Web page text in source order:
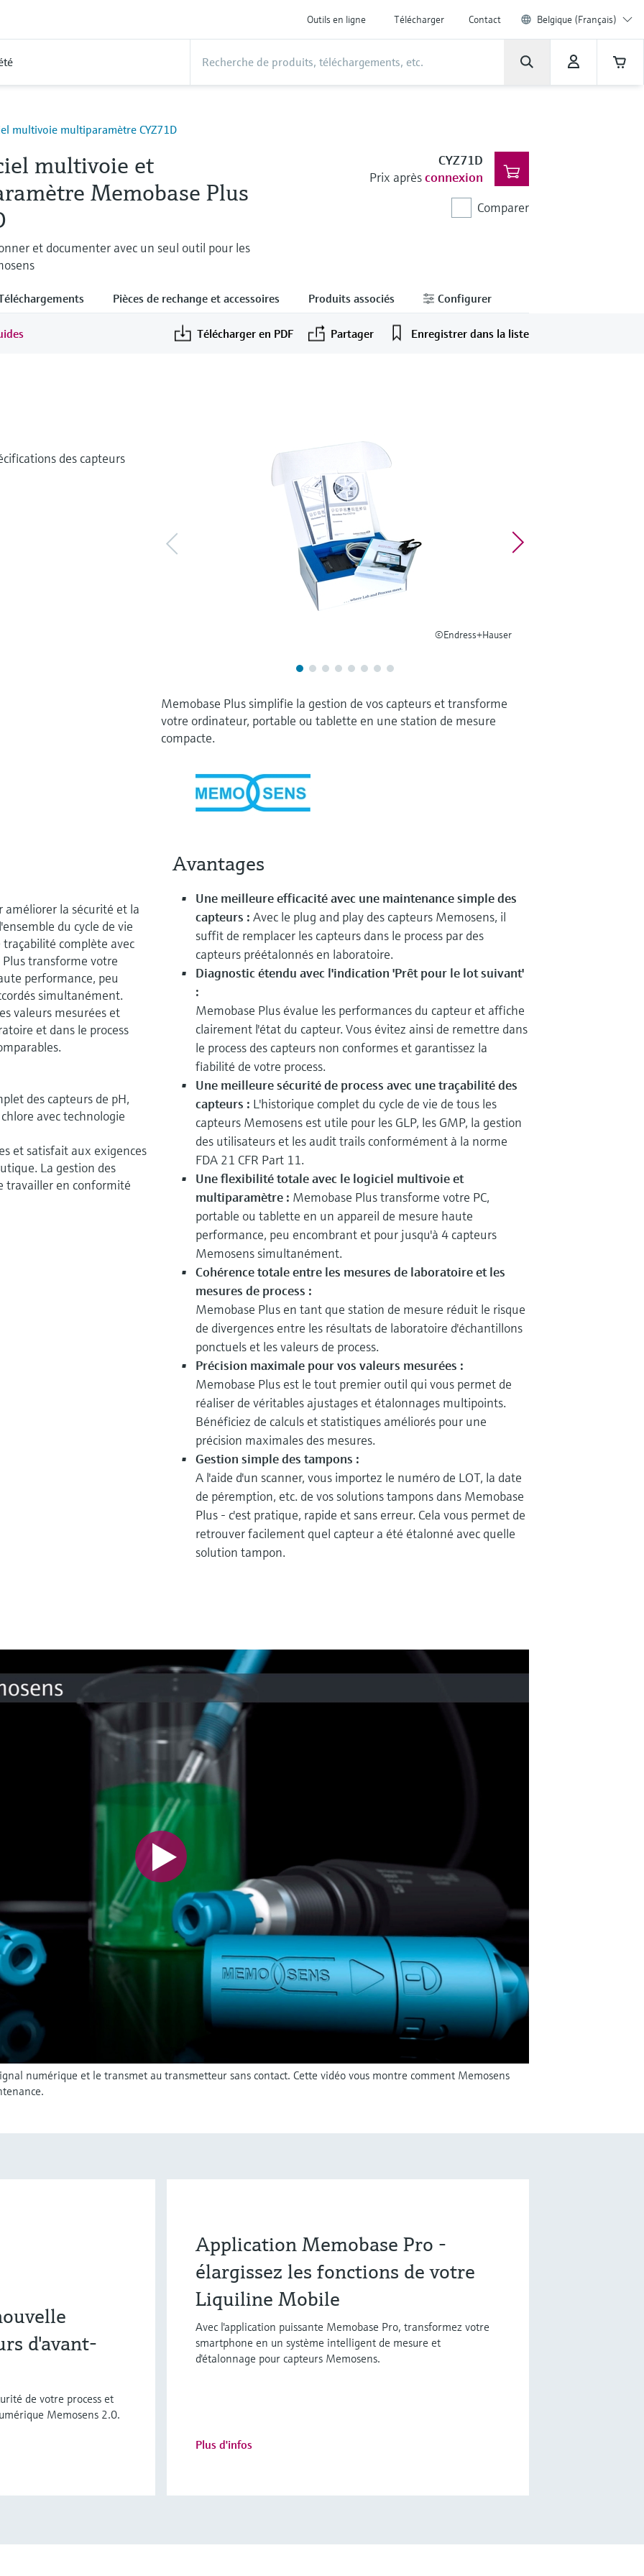
Outils en ligne Télécharger Contact Belgique (Français)
multivoie multiparamètre CYZ71D
multivoie et
Memobase Plus
et documenter avec un seul outil pour les
CYZ71D
Prix aprèsconnexion
Comparer
Pièces de rechange et accessoires Produits associés Configurer
Télécharger en PDF Partager Enregistrer dans la liste
©Endress+Hauser
Memobase Plus simplifie la gestion de vos capteurs et transforme
votre ordinateur, portable ou tablette en une station de mesure
compacte.
des capteurs
améliorer la sécurité et la
du cycle de vie
complète avec
transforme votre
performance, peu
simultanément.
valeurs mesurées et
et dans le process
des capteurs de pH,
avec technologie
et satisfait aux exigences
La gestion des
travailler en conformité
Avantages
Une meilleure efficacité avec une maintenance simple des
capteurs : Avec le plug and play des capteurs Memosens, il
suffit de remplacer les capteurs dans le process par des
capteurs préétalonnés en laboratoire.
Diagnostic étendu avec l'indication 'Prêt pour le lot suivant'
:
Memobase Plus évalue les performances du capteur et affiche
clairement l'état du capteur. Vous évitez ainsi de remettre dans
le process des capteurs non conformes et garantissez la
fiabilité de votre process.
Une meilleure sécurité de process avec une traçabilité des
capteurs : L'historique complet du cycle de vie de tous les
capteurs Memosens est utile pour les GLP, les GMP, la gestion
des utilisateurs et les audit trails conformément à la norme
FDA 21 CFR Part 11.
Une flexibilité totale avec le logiciel multivoie et
multiparamètre : Memobase Plus transforme votre PC,
portable ou tablette en un appareil de mesure haute
performance, peu encombrant et pour jusqu'à 4 capteurs
Memosens simultanément.
Cohérence totale entre les mesures de laboratoire et les
mesures de process :
Memobase Plus en tant que station de mesure réduit le risque
de divergences entre les résultats de laboratoire d'échantillons
ponctuels et les valeurs de process.
Précision maximale pour vos valeurs mesurées :
Memobase Plus est le tout premier outil qui vous permet de
réaliser de véritables ajustages et étalonnages multipoints.
Bénéficiez de calculs et statistiques améliorés pour une
précision maximales des mesures.
Gestion simple des tampons :
A l'aide d'un scanner, vous importez le numéro de LOT, la date
de péremption, etc. de vos solutions tampons dans Memobase
Plus - c'est pratique, rapide et sans erreur. Cela vous permet de
retrouver facilement quel capteur a été étalonné avec quelle
solution tampon.
numérique et le transmet au transmetteur sans contact. Cette vidéo vous montre comment Memosens
d'avant-
de votre process et
Memosens 2.0.
Application Memobase Pro -
élargissez les fonctions de votre
Liquiline Mobile
Avec l'application puissante Memobase Pro, transformez votre
smartphone en un système intelligent de mesure et
d'étalonnage pour capteurs Memosens.
Plus d'infos